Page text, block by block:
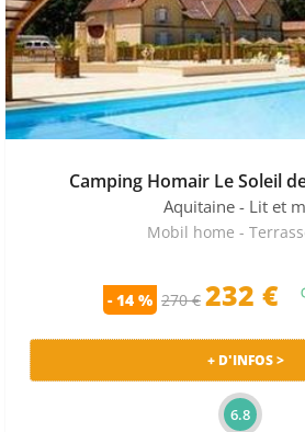
Camping Homair Le Soleil
Aquitaine - Lit et
Mobil home -
- 14 % 270 € 232 €
+ D'INFOS >
6.8